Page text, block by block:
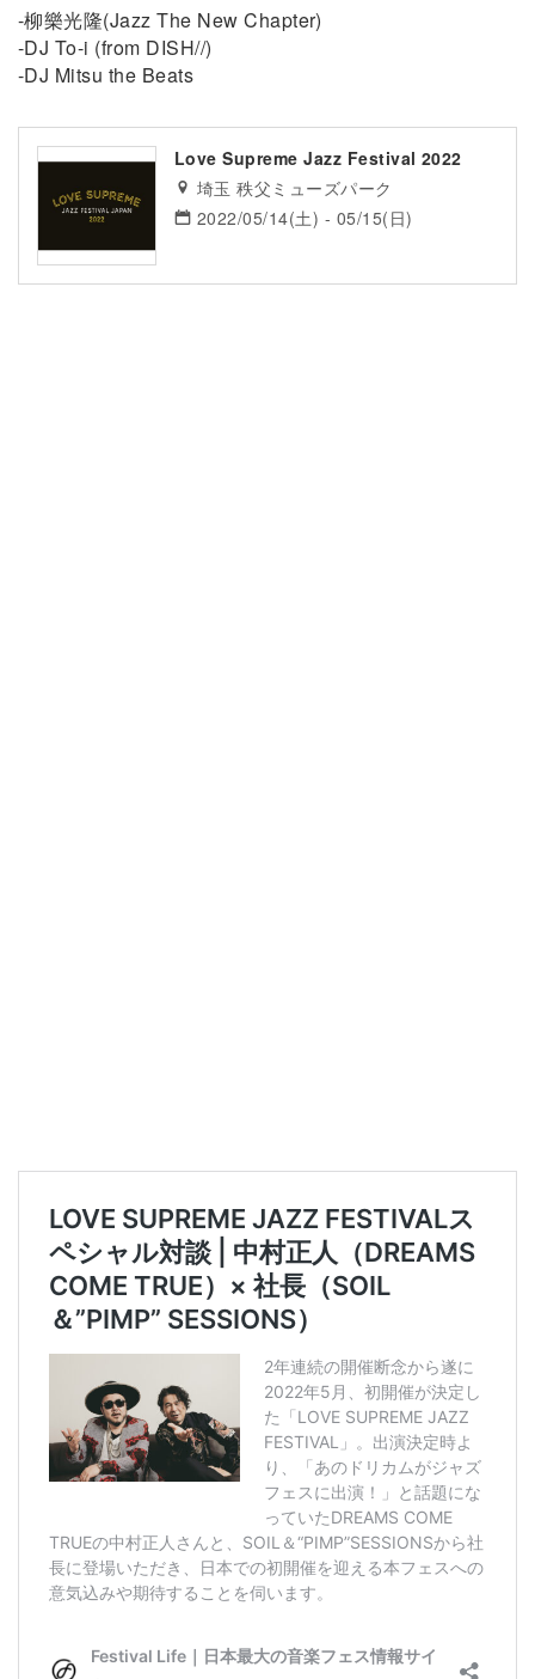
-柳樂光隆(Jazz The New Chapter)
-DJ To-i (from DISH//)
-DJ Mitsu the Beats
Love Supreme Jazz Festival 2022
埼玉 秩父ミューズパーク
2022/05/14(土) - 05/15(日)